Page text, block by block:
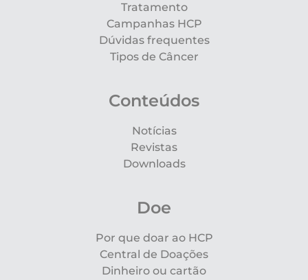
Tratamento
Campanhas HCP
Dúvidas frequentes
Tipos de Câncer
Conteúdos
Notícias
Revistas
Downloads
Doe
Por que doar ao HCP
Central de Doações
Dinheiro ou cartão